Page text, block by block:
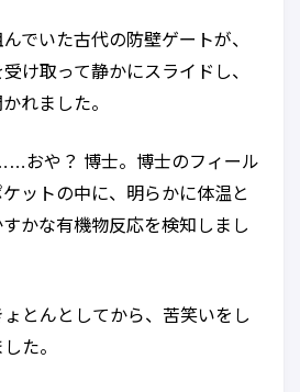
でいた古代の防壁ゲートが、
け取って静かにスライドし、
れました。
おや？ 博士。博士のフィール
ケットの中に、明らかに体温と
かな有機物反応を検知しまし
とんとしてから、苦笑いをし
た。